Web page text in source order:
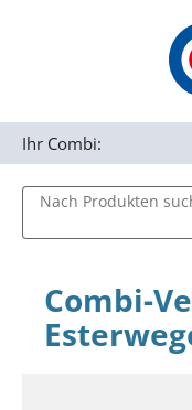
Zur Navigation
Nach Produkten
Ihr Combi:
Combi-